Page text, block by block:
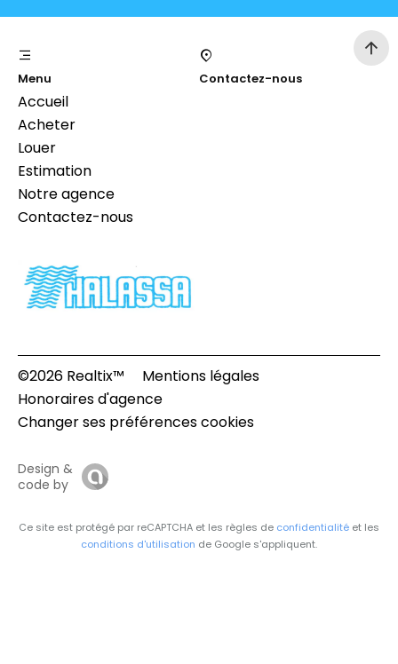
Menu
Accueil
Acheter
Louer
Estimation
Notre agence
Contactez-nous
Contactez-nous
©2026 Realtix™
Mentions légales
Honoraires d'agence
Changer ses préférences cookies
Design &
code by
Ce site est protégé par reCAPTCHA et les règles de confidentialité et les
conditions d'utilisation de Google s'appliquent.